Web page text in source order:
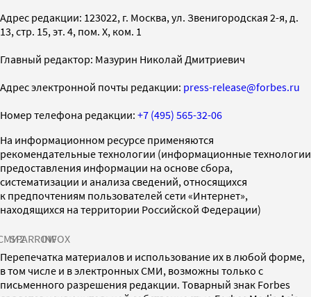
Адрес редакции: 123022, г. Москва, ул. Звенигородская 2-я, д.
13, стр. 15, эт. 4, пом. X, ком. 1
Главный редактор: Мазурин Николай Дмитриевич
Адрес электронной почты редакции: press-release@forbes.ru
Номер телефона редакции: +7 (495) 565-32-06
На информационном ресурсе применяются
рекомендательные технологии (информационные технологии
предоставления информации на основе сбора,
систематизации и анализа сведений, относящихся
к предпочтениям пользователей сети «Интернет»,
находящихся на территории Российской Федерации)
SPARROWINFOX
Перепечатка материалов и использование их в любой форме,
в том числе и в электронных СМИ, возможны только с
письменного разрешения редакции. Товарный знак Forbes